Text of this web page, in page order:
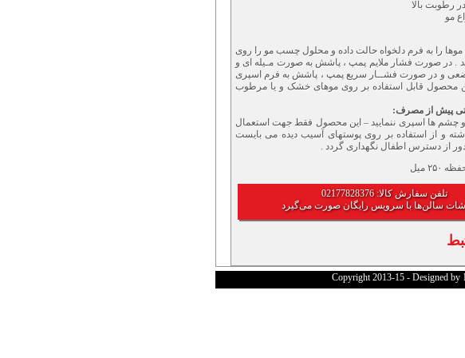
رطوبت بالا
مو
موها را به فرم دلخواه حالت داده و محلول چسب مو را روی
. در صورت فشار ملایم پمپ ، پاشش به صورت مـیله ای و
و در صورت فشــار سریع پمپ ، پاشش به فرم اسپری
محصول قابل استفاده بر روی موهای خشک و یا مرطوب
پیش از مصرف:
ها اسپری ننمایید – این محصول فقط جهت استعمال
و از استفاده بر روی پوستهای آسیب دیده می بایست
از دسترس اطفال نگهداری گردد .
میل
تلفن سفارش کالا: 02177828376
سالن‌ها با سرویس رایگان صورت می‌گیرد